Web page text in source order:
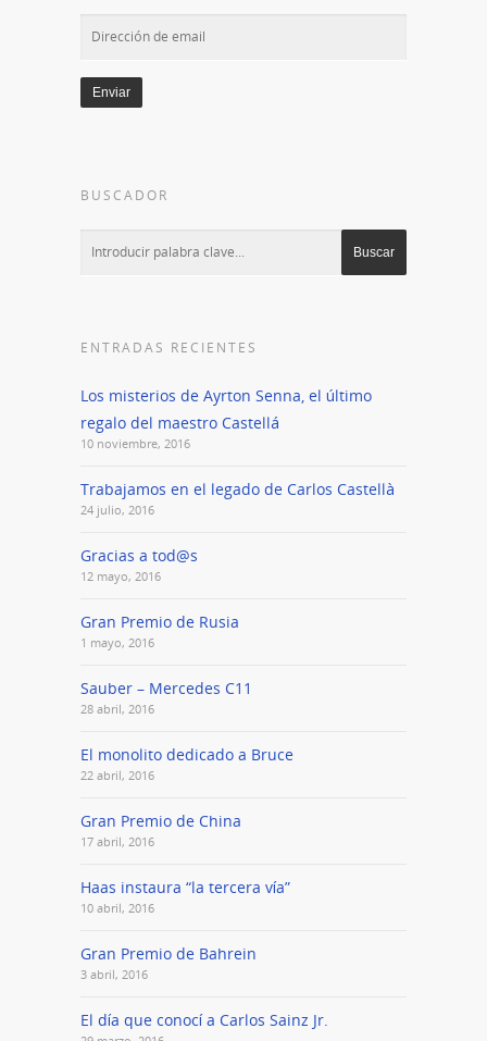
Dirección
email
Enviar
BUSCADOR
ENTRADAS RECIENTES
Los misterios de Ayrton Senna, el último
regalo del maestro Castellá
10 noviembre, 2016
Trabajamos en el legado de Carlos Castellà
24 julio, 2016
Gracias a tod@s
12 mayo, 2016
Gran Premio de Rusia
1 mayo, 2016
Sauber – Mercedes C11
28 abril, 2016
El monolito dedicado a Bruce
22 abril, 2016
Gran Premio de China
17 abril, 2016
Haas instaura “la tercera vía”
10 abril, 2016
Gran Premio de Bahrein
3 abril, 2016
El día que conocí a Carlos Sainz Jr.